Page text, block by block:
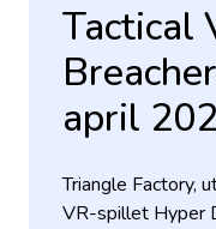
Tactical
april
Triangle Factory,
VR-spillet Hyper